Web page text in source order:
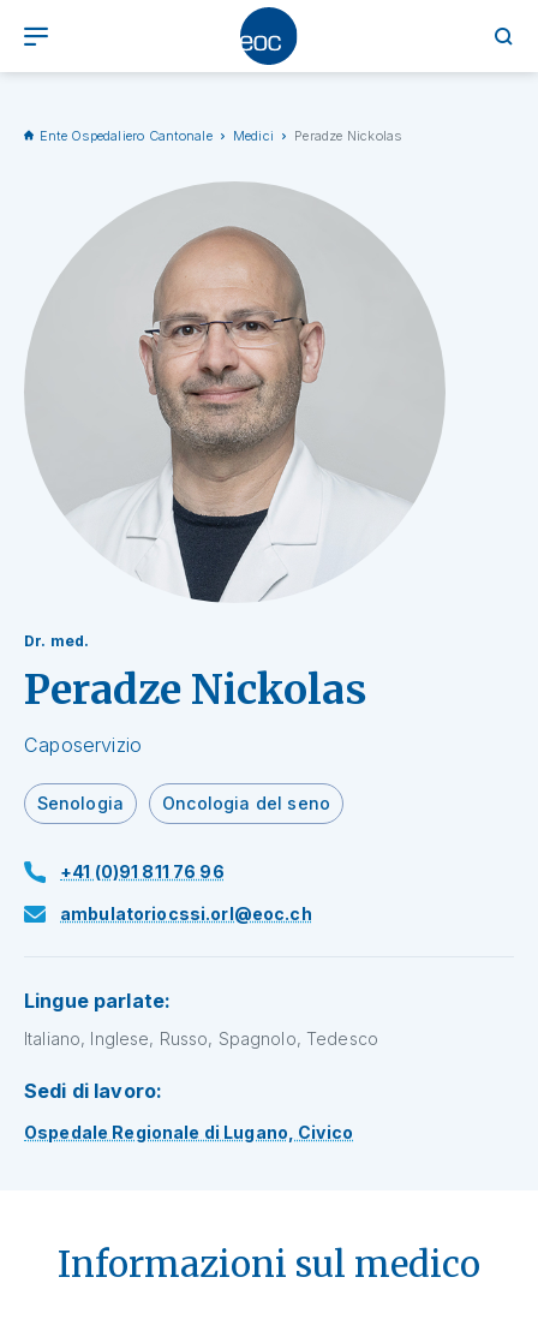
Ente Ospedaliero Cantonale Medici Peradze Nickolas
Dr. med.
Peradze Nickolas
Caposervizio
Senologia Oncologia del seno
+41 (0)91 811 76 96
ambulatoriocssi.orl@eoc.ch
Lingue parlate:
Italiano, Inglese, Russo, Spagnolo, Tedesco
Sedi di lavoro:
Ospedale Regionale di Lugano, Civico
Informazioni sul medico